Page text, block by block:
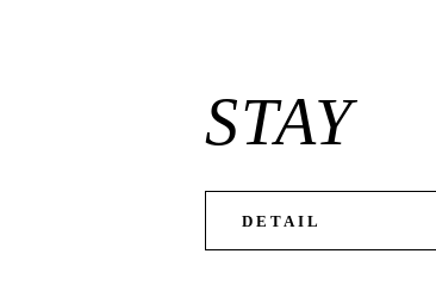
STAY
DETAIL